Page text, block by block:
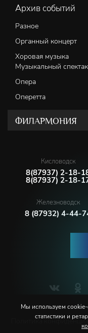
Архив событий
Разное
Органный концерт
Хоровая музыка
Музыкальный
Опера
Оперетта
ФИЛАРМОНИЯ
Кисловодск
8(87937) 2-18-
8(87937) 2-18-
Железноводск
8 (87932) 4-44-
Политика
Мы используем
статистики и